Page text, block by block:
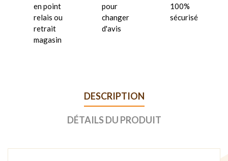
en point
relais ou
retrait
magasin
pour
changer
d'avis
100%
sécurisé
DESCRIPTION
DÉTAILS DU PRODUIT